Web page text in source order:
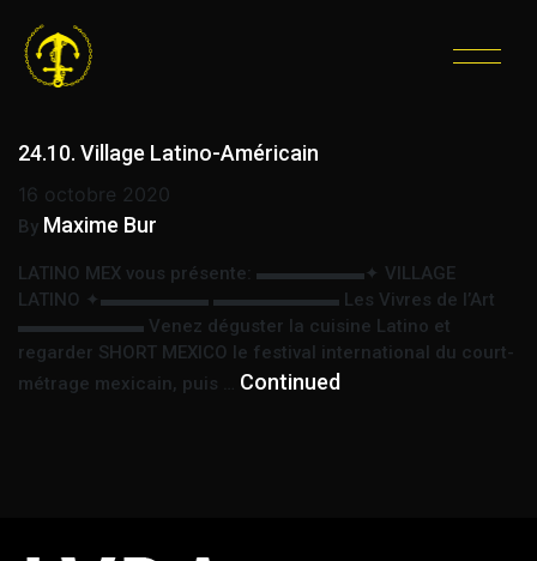
ÉTIQUETTE :
ET PROJECTIONS
24.10. Village Latino-Américain
16 octobre 2020
By Maxime Bur
LATINO MEX vous présente: ▬▬▬▬▬▬✦ VILLAGE
LATINO ✦▬▬▬▬▬▬ ▬▬▬▬▬▬▬ Les Vivres de l’Art
▬▬▬▬▬▬▬ Venez déguster la cuisine Latino et
regarder SHORT MEXICO le festival international du court-
métrage mexicain, puis … Continued